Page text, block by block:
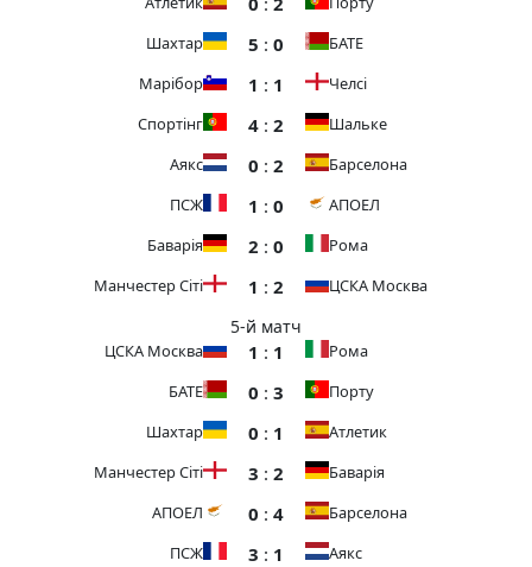
Шахтар
5 : 0
БАТЕ
Марібор
1 : 1
Челсі
Спортінг
4 : 2
Шальке
Аякс
0 : 2
Барселона
ПСЖ
1 : 0
АПОЕЛ
Баварія
2 : 0
Рома
Манчестер Сіті
1 : 2 ЦСКА Москва
5-й матч
ЦСКА Москва 1 : 1
Рома
БАТЕ
0 : 3
Порту
Шахтар
0 : 1
Атлетик
Манчестер Сіті
3 : 2
Баварія
АПОЕЛ
0 : 4
Барселона
ПСЖ
3 : 1
Аякс